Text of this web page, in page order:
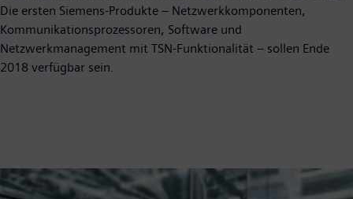
Die ersten Siemens-Produkte – Netzwerkkomponenten,
Kommunikationsprozessoren, Software und
Netzwerkmanagement mit TSN-Funktionalität – sollen Ende
2018 verfügbar sein.